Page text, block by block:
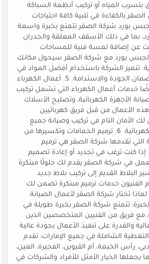
بتسرب المياه أو تركيب أنظمة السباكة
بالكفاءة في تلبية كافة احتياجات
الجبس بورد شركة الصقر تتمتع بخبرة واسعة
بما في ذلك الأسقف المعلقة والجدران
عن إضافة لمسة فنية للمساحات
الجبس بورد مع شركة الصقر سيحول مكانك
تتميز الشركة باستخدام أفضل المواد في
تنفيذ هذه الأعمال لضمان الجودة والاستدامة. 5. أعمال الكهرباء
خدمات أعمال الكهرباء التي تشمل تركيب
الأجهزة الكهربائية، وتصليح الأسلاك
هذه الأعمال من قبل فريق كهربائيين
الأمان التام في تركيب وصيانة جميع
الأجهزة والمعدات الكهربائية. 6. ترميم الحمامات وتكسيرها من
تقدمها شركة الصقر هي ترميم
كنت ترغب في تجديد أو إعادة تصميم
في شركة الصقر يقدم لك حلولًا مبتكرة
البلاط القديم إلى تركيب بلاط جديد
الفنيون خدمات ترميم مبتكرة تضمن لك
تختار شركة الصقر لأعمال الصيانة
تتمتع شركة الصقر بخبرة طويلة في
مع فريق من الفنيين المتخصصين الذين
والقدرة على تنفيذ الأعمال بجودة عالية
الشاملة في جميع الإمارات: تقدم
رأس الخيمة، أم القيوين، الفجيرة، العين،
يجعلها الخيار الأمثل للأفراد والشركات في